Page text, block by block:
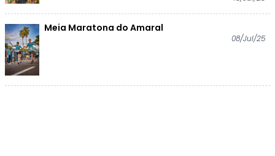
Meia Maratona do Amaral
08/Jul/25